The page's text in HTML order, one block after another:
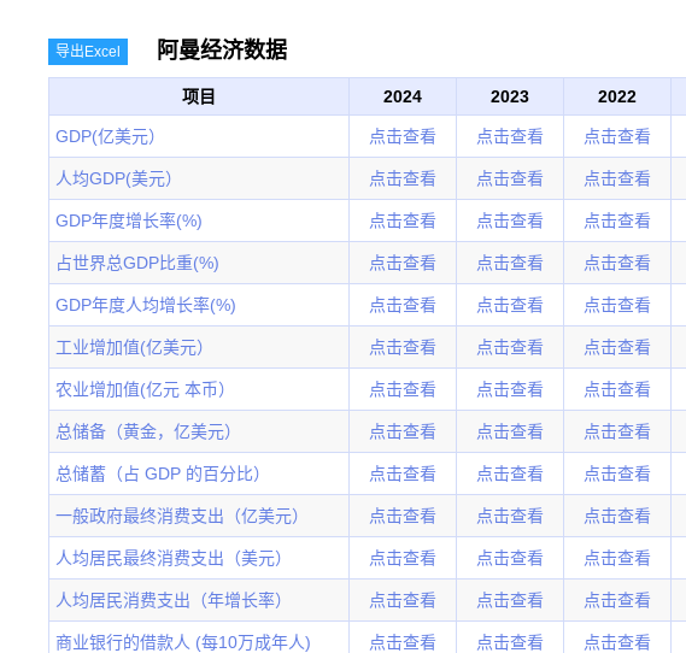
阿曼经济数据
导出Excel
项目 2024 2023 2022
GDP(亿美元） 点击查看 点击查看 点击查看
人均GDP(美元） 点击查看 点击查看 点击查看
GDP年度增长率(%) 点击查看 点击查看 点击查看
占世界总GDP比重(%) 点击查看 点击查看 点击查看
GDP年度人均增长率(%) 点击查看 点击查看 点击查看
工业增加值(亿美元） 点击查看 点击查看 点击查看
农业增加值(亿元 本币） 点击查看 点击查看 点击查看
总储备（黄金，亿美元） 点击查看 点击查看 点击查看
总储蓄（占 GDP 的百分比） 点击查看 点击查看 点击查看
一般政府最终消费支出（亿美元） 点击查看 点击查看 点击查看
人均居民最终消费支出（美元） 点击查看 点击查看 点击查看
人均居民消费支出（年增长率） 点击查看 点击查看 点击查看
商业银行的借款人 (每10万成年人) 点击查看 点击查看 点击查看